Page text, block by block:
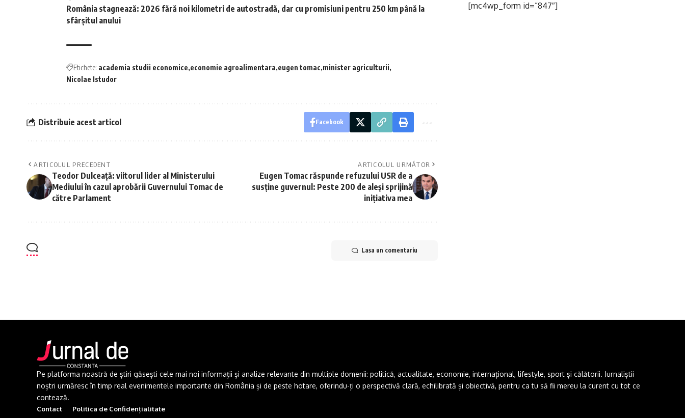
România stagnează: 2026 fără noi kilometri de autostradă, dar cu promisiuni pentru 250 km până la
sfârșitul anului
Etichete: academia studii economice economie agroalimentara eugen tomac minister agriculturii
Nicolae Istudor
Distribuie acest articol Facebook
ARTICOLUL PRECEDENT
Teodor Dulceață: viitorul lider al Ministerului
Mediului în cazul aprobării Guvernului Tomac de
către Parlament
ARTICOLUL URMĂTOR
Eugen Tomac răspunde refuzului USR de a
susține guvernul: Peste 200 de aleși sprijină
inițiativa mea
Lasa un comentariu
[mc4wp_form id=”847″]
Pe platforma noastră de știri găsești cele mai noi informații și analize relevante din multiple domenii: politică, actualitate, economie, internațional, lifestyle, sport și călătorii. Jurnaliștii
noștri urmăresc în timp real evenimentele importante din România și de peste hotare, oferindu-ți o perspectivă clară, echilibrată și obiectivă, pentru ca tu să fii mereu la curent cu tot ce
contează.
Contact Politica de Confidențialitate